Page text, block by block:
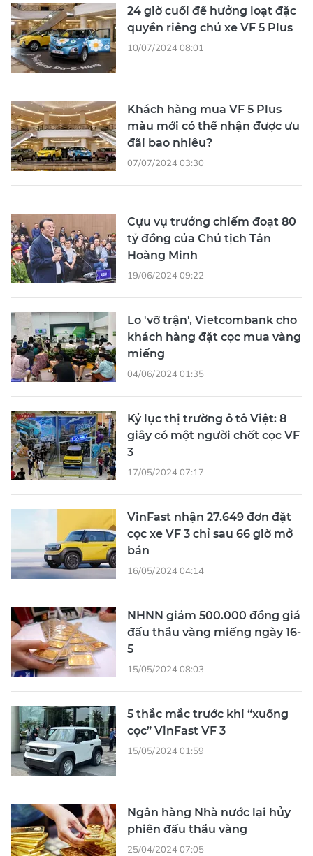
24 giờ cuối để hưởng loạt đặc
quyền riêng chủ xe VF 5 Plus
10/07/2024 08:01
Khách hàng mua VF 5 Plus
màu mới có thể nhận được ưu
đãi bao nhiêu?
07/07/2024 03:30
Cựu vụ trưởng chiếm đoạt 80
tỷ đồng của Chủ tịch Tân
Hoàng Minh
19/06/2024 09:22
Lo 'vỡ trận', Vietcombank cho
khách hàng đặt cọc mua vàng
miếng
04/06/2024 01:35
Kỷ lục thị trường ô tô Việt: 8
giây có một người chốt cọc VF
3
17/05/2024 07:17
VinFast nhận 27.649 đơn đặt
cọc xe VF 3 chỉ sau 66 giờ mở
bán
16/05/2024 04:14
NHNN giảm 500.000 đồng giá
đấu thầu vàng miếng ngày 16-
5
15/05/2024 08:03
5 thắc mắc trước khi “xuống
cọc” VinFast VF 3
15/05/2024 01:59
Ngân hàng Nhà nước lại hủy
phiên đấu thầu vàng
25/04/2024 07:05